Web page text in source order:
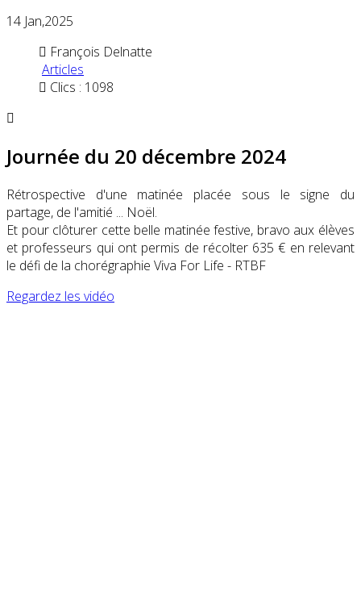
14 Jan,2025
François Delnatte
Articles
Clics : 1098
Journée du 20 décembre 2024
Rétrospective d'une matinée placée sous le signe du
partage, de l'amitié ... Noël.
Et pour clôturer cette belle matinée festive, bravo aux élèves
et professeurs qui ont permis de récolter 635 € en relevant
le défi de la chorégraphie Viva For Life - RTBF
Regardez les vidéo